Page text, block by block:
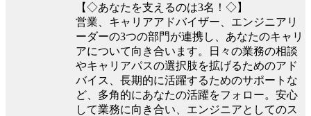
【◇あなたを支えるのは3名！◇】
営業、キャリアアドバイザー、エンジニアリ
ーダーの3つの部門が連携し、あなたのキャリ
アについて向き合います。日々の業務の相談
やキャリアパスの選択肢を拡げるためのアド
バイス、長期的に活躍するためのサポートな
ど、多角的にあなたの活躍をフォロー。安心
して業務に向き合い、エンジニアとしてのス